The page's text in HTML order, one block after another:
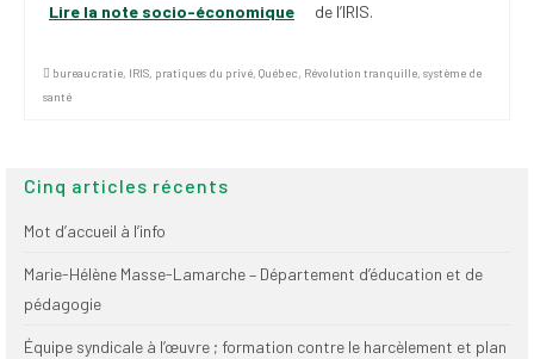
Lire la note socio-économique de l’IRIS.
bureaucratie, IRIS, pratiques du privé, Québec, Révolution tranquille, système de
santé
Cinq articles récents
Mot d’accueil à l’info
Marie-Hélène Masse-Lamarche – Département d’éducation et de
pédagogie
Équipe syndicale à l’œuvre ; formation contre le harcèlement et plan